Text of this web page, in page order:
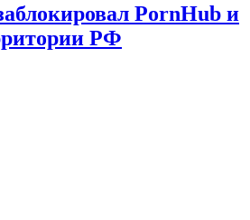
PornHub и
РФ